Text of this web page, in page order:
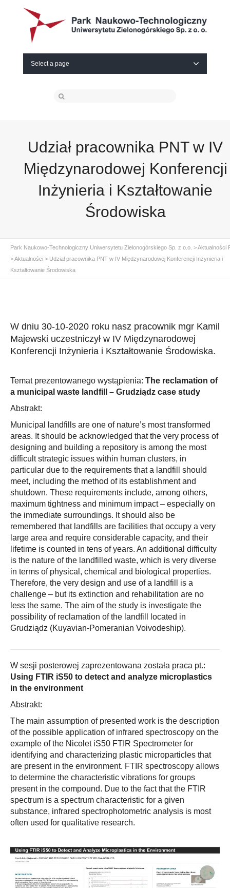
Select a page
Udział pracownika PNT w IV
Międzynarodowej Konferencji
Inżynieria i Kształtowanie
Środowiska
Park Naukowo-Technologiczny Uniwersytetu Zielonogórskiego Sp. z o.o. >Aktualności
>Aktualności > Udział pracownika PNT w IV Międzynarodowej Konferencji Inżynieria i
Kształtowanie Środowiska
W dniu 30-10-2020 roku nasz pracownik mgr Kamil
Majewski uczestniczył w IV Międzynarodowej
Konferencji Inżynieria i Kształtowanie Środowiska.
Temat prezentowanego wystąpienia: The reclamation of
a municipal waste landfill – Grudziądz case study
Abstrakt:
Municipal landfills are one of nature’s most transformed
areas. It should be acknowledged that the very process of
designing and building a repository is among the most
difficult strategic issues within human clusters, in
particular due to the requirements that a landfill should
meet, including the method of its establishment and
shutdown. These requirements include, among others,
maximum tightness and minimum impact – especially on
the immediate surroundings. It should also be
remembered that landfills are facilities that occupy a very
large area and require considerable capacity, and their
lifetime is counted in tens of years. An additional difficulty
is the nature of the landfilled waste, which is very diverse
in terms of physical, chemical and biological properties.
Therefore, the very design and use of a landfill is a
challenge – but its extinction and rehabilitation are no
less the same. The aim of the study is investigate the
possibility of reclamation of the landfill located in
Grudziądz (Kuyavian-Pomeranian Voivodeship).
W sesji posterowej zaprezentowana została praca pt.:
Using FTIR iS50 to detect and analyze microplastics
in the environment
Abstrakt:
The main assumption of presented work is the description
of the possible application of infrared spectroscopy on the
example of the Nicolet iS50 FTIR Spectrometer for
identifying and characterizing plastic microparticles that
are present in the environment. FTIR spectroscopy allows
to determine the characteristic vibrations for groups
present in the compound. Due to the fact that the FTIR
spectrum is a spectrum characteristic for a given
substance, infrared spectrophotometric analysis is most
often used for qualitative research.